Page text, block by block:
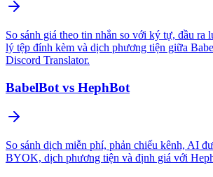
So sánh giá theo tin nhắn so với ký tự, đầu ra
lý tệp đính kèm và dịch phương tiện giữa
Discord Translator.
BabelBot vs HephBot
So sánh dịch miễn phí, phản chiếu kênh, AI
BYOK, dịch phương tiện và định giá với